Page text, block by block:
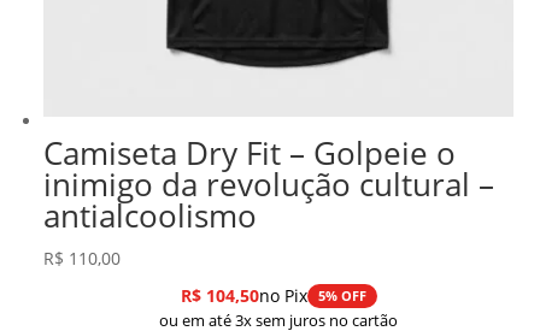
Camiseta Dry Fit – Golpeie o
inimigo da revolução cultural –
antialcoolismo
R$ 110,00
R$104,50no Pix 5% OFF
ou em até 3x sem juros no cartão